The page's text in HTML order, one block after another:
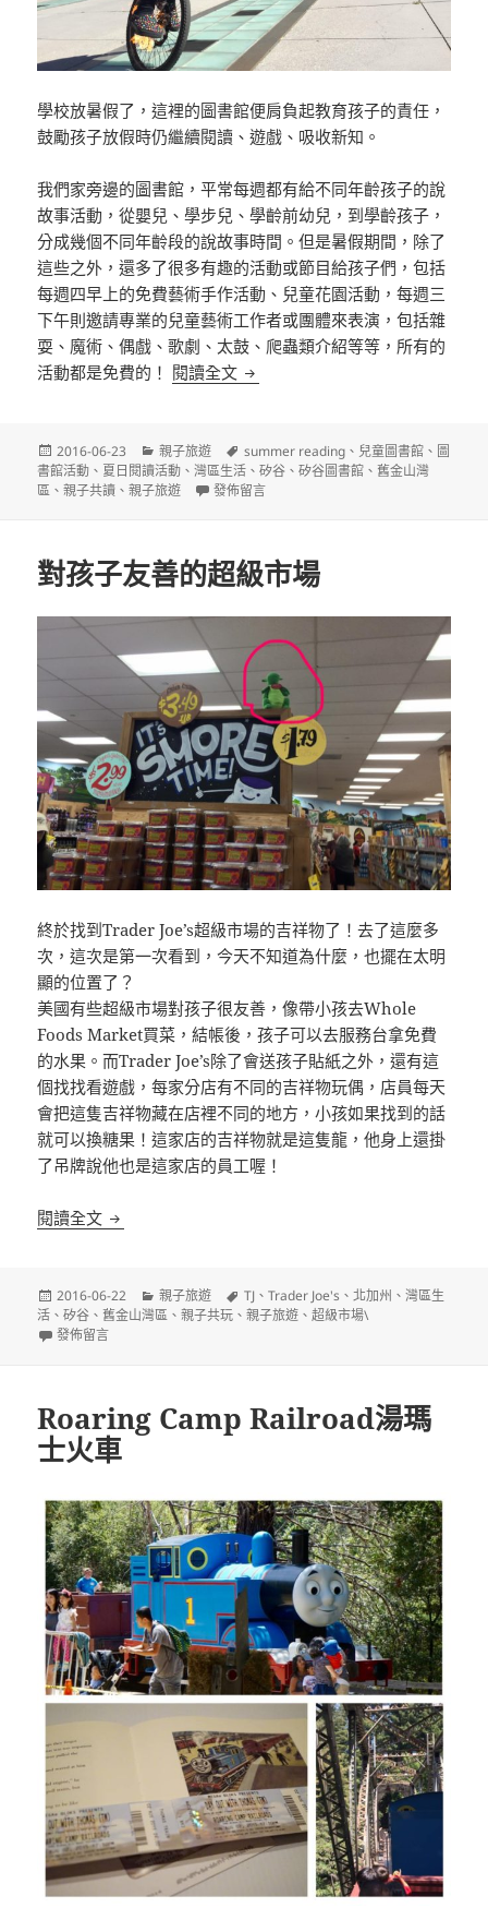
學校放暑假了，這裡的圖書館便肩負起教育孩子的責任，
鼓勵孩子放假時仍繼續閱讀、遊戲、吸收新知。
我們家旁邊的圖書館，平常每週都有給不同年齡孩子的說
故事活動，從嬰兒、學步兒、學齡前幼兒，到學齡孩子，
分成幾個不同年齡段的說故事時間。但是暑假期間，除了
這些之外，還多了很多有趣的活動或節目給孩子們，包括
每週四早上的免費藝術手作活動、兒童花園活動，每週三
下午則邀請專業的兒童藝術工作者或團體來表演，包括雜
耍、魔術、偶戲、歌劇、太鼓、爬蟲類介紹等等，所有的
活動都是免費的！ 閱讀全文 圖書館的夏日閱讀挑戰
發
佈
日
2016-06-23
分
類
親子旅遊
標
籤
summer reading 、 兒童圖書館 、 圖
書館活動 、 夏日閱讀活動 、灣區生活 、矽谷 、矽谷圖書館 、舊金山灣
區 、親子共讀 、親子旅遊 在〈圖書館的夏日閱讀挑戰〉
發佈留言
對孩子友善的超級市場
終於找到Trader Joe’s超級市場的吉祥物了！去了這麼多
次，這次是第一次看到，今天不知道為什麼，也擺在太明
顯的位置了？
美國有些超級市場對孩子很友善，像帶小孩去Whole
Foods Market買菜，結帳後，孩子可以去服務台拿免費
的水果。而Trader Joe’s除了會送孩子貼紙之外，還有這
個找找看遊戲，每家分店有不同的吉祥物玩偶，店員每天
會把這隻吉祥物藏在店裡不同的地方，小孩如果找到的話
就可以換糖果！這家店的吉祥物就是這隻龍，他身上還掛
了吊牌說他也是這家店的員工喔！
閱讀全文 對孩子友善的超級市場
發
佈
日
2016-06-22
分
類
親子旅遊
標
籤
TJ 、Trader Joe's 、北加州 、灣區生
活 、矽谷 、舊金山灣區 、親子共玩 、親子旅遊 、超級市場\
在〈對孩子友善的超級市場〉
發佈留言
Roaring Camp Railroad湯瑪
士火車